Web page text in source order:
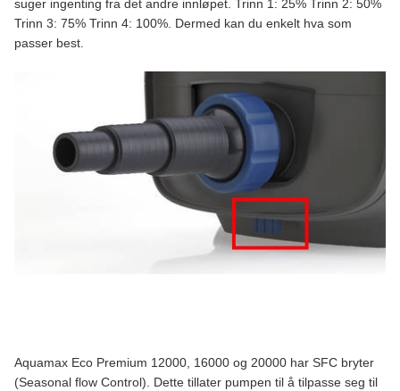
suger ingenting fra det andre innløpet. Trinn 1: 25% Trinn 2: 50%
Trinn 3: 75% Trinn 4: 100%. Dermed kan du enkelt hva som
passer best.
Aquamax Eco Premium 12000, 16000 og 20000 har SFC bryter
(Seasonal flow Control). Dette tillater pumpen til å tilpasse seg til